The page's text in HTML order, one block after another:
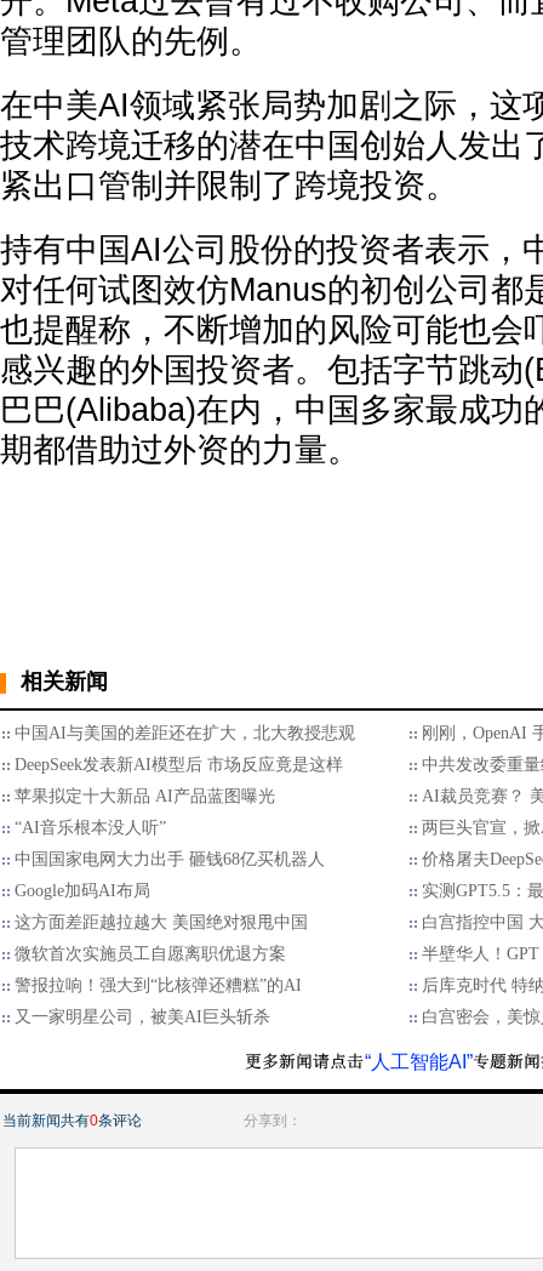
管理团队的先例。
在中美AI领域紧张局势加剧之际，这
技术跨境迁移的潜在中国创始人发出
紧出口管制并限制了跨境投资。
持有中国AI公司股份的投资者表示，
对任何试图效仿Manus的初创公司都
也提醒称，不断增加的风险可能也会
感兴趣的外国投资者。包括字节跳动
巴巴(Alibaba)在内，中国多家最成功
期都借助过外资的力量。
相关新闻
中国AI与美国的差距还在扩大，北大教授悲观
刚刚，OpenAI
DeepSeek发表新AI模型后 市场反应竟是这样
中共发改委重
苹果拟定十大新品 AI产品蓝图曝光
AI裁员竞赛？
“AI音乐根本没人听”
两巨头官宣，
中国国家电网大力出手 砸钱68亿买机器人
价格屠夫
Google加码AI布局
实测GPT5.5：
这方面差距越拉越大 美国绝对狠甩中国
白宫指控中国
微软首次实施员工自愿离职优退方案
半壁华人！
警报拉响！强大到“比核弹还糟糕”的AI
后库克时代 特
又一家明星公司，被美AI巨头斩杀
白宫密会，美
“人工智能AI”
当前新闻共有0条评论 分享到：